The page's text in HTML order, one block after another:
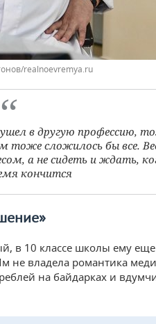
realnoevremya.ru
в другую профессию,
тоже сложилось бы все.
а не сидеть и ждать,
кончится
в 10 классе школы ему
не владела романтика
на байдарках и